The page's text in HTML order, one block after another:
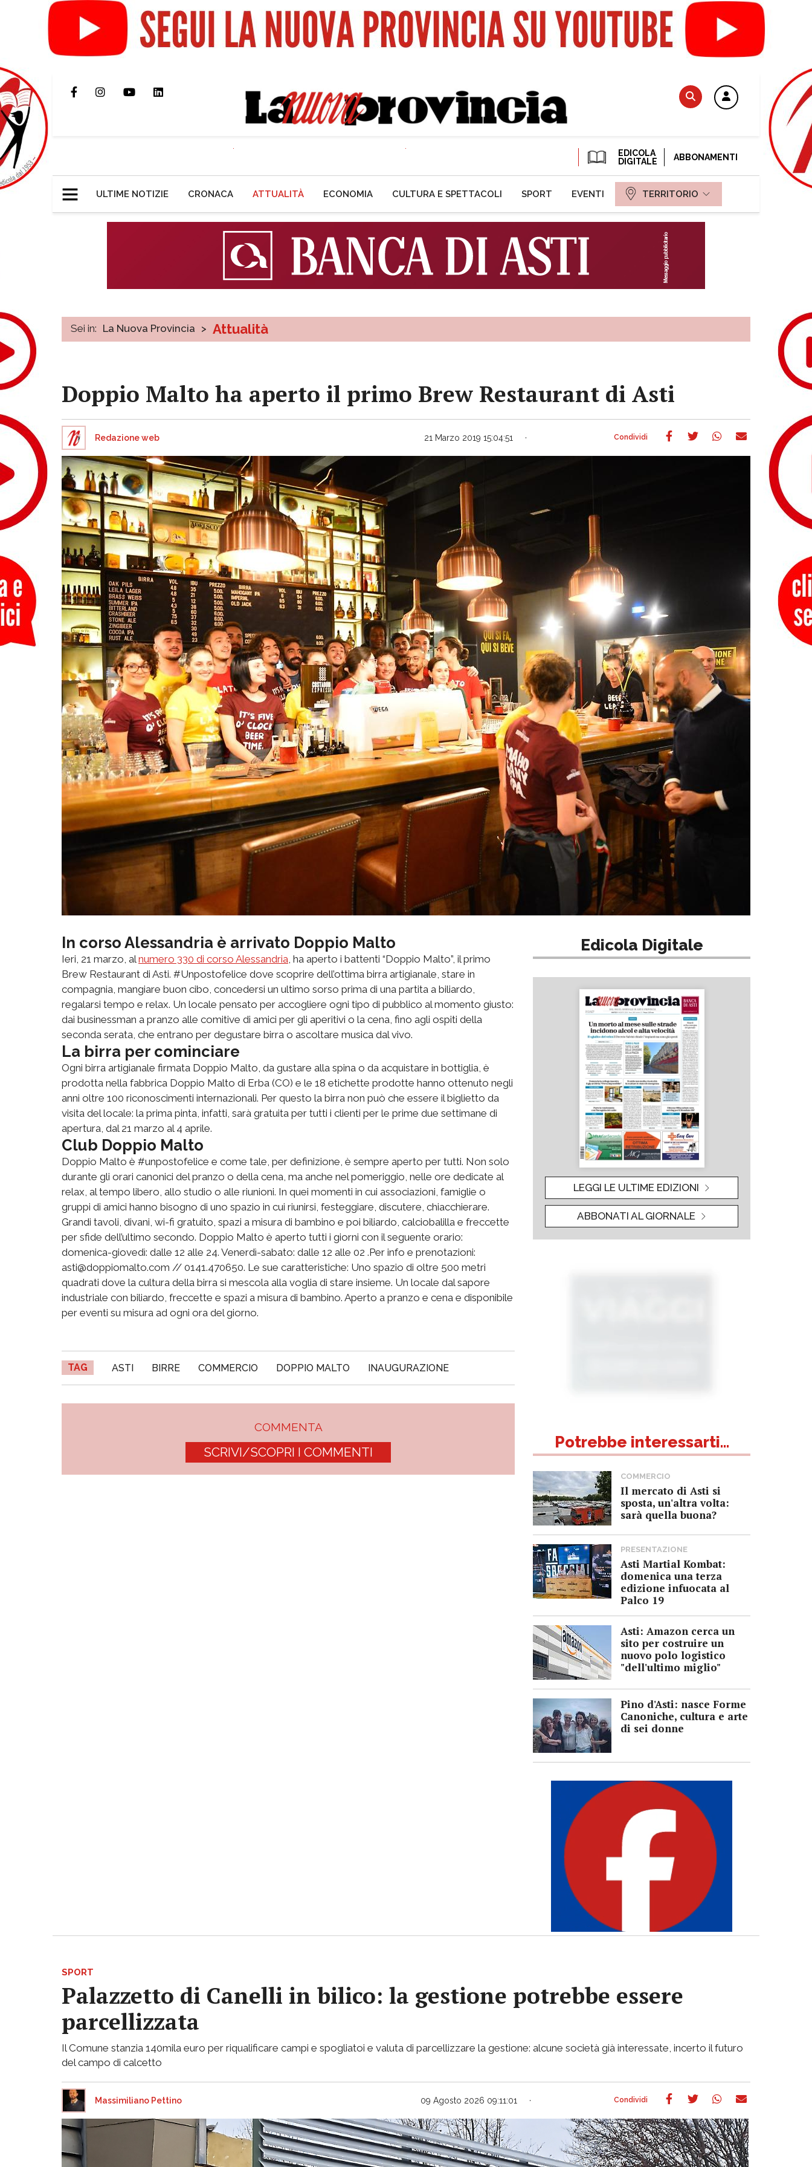
EDICOLA
DIGITALE
ABBONAMENTI
ULTIME NOTIZIE CRONACA ATTUALITÀ ECONOMIA CULTURA E SPETTACOLI SPORT EVENTI TERRITORIO
Sei in: La Nuova Provincia > Attualità
Doppio Malto ha aperto il primo Brew Restaurant di Asti
Redazione web 21 Marzo 2019 15:04:51
In corso Alessandria è arrivato Doppio Malto
Ieri, 21 marzo, al numero 330 di corso Alessandria , ha aperto i battenti “Doppio Malto”, il primo
Brew Restaurant di Asti. #Unpostofelice dove scoprire dell’ottima birra artigianale, stare in
compagnia, mangiare buon cibo, concedersi un ultimo sorso prima di una partita a biliardo,
regalarsi tempo e relax. Un locale pensato per accogliere ogni tipo di pubblico al momento giusto:
dai businessman a pranzo alle comitive di amici per gli aperitivi o la cena, fino agli ospiti della
seconda serata, che entrano per degustare birra o ascoltare musica dal vivo.
La birra per cominciare
Ogni birra artigianale firmata Doppio Malto, da gustare alla spina o da acquistare in bottiglia, è
prodotta nella fabbrica Doppio Malto di Erba (CO) e le 18 etichette prodotte hanno ottenuto negli
anni oltre 100 riconoscimenti internazionali. Per questo la birra non può che essere il biglietto da
visita del locale: la prima pinta, infatti, sarà gratuita per tutti i clienti per le prime due settimane di
apertura, dal 21 marzo al 4 aprile.
Club Doppio Malto
Doppio Malto è #unpostofelice e come tale, per definizione, è sempre aperto per tutti. Non solo
durante gli orari canonici del pranzo o della cena, ma anche nel pomeriggio, nelle ore dedicate al
relax, al tempo libero, allo studio o alle riunioni. In quei momenti in cui associazioni, famiglie o
gruppi di amici hanno bisogno di uno spazio in cui riunirsi, festeggiare, discutere, chiacchierare.
Grandi tavoli, divani, wi-fi gratuito, spazi a misura di bambino e poi biliardo, calciobalilla e freccette
per sfide dell’ultimo secondo. Doppio Malto è aperto tutti i giorni con il seguente orario:
domenica-giovedì: dalle 12 alle 24. Venerdì-sabato: dalle 12 alle 02 .Per info e prenotazioni:
asti@doppiomalto.com // 0141.470650. Le sue caratteristiche: Uno spazio di oltre 500 metri
quadrati dove la cultura della birra si mescola alla voglia di stare insieme. Un locale dal sapore
industriale con biliardo, freccette e spazi a misura di bambino. Aperto a pranzo e cena e disponibile
per eventi su misura ad ogni ora del giorno.
TAG ASTI BIRRE COMMERCIO DOPPIO MALTO INAUGURAZIONE
COMMENTA
SCRIVI/SCOPRI I COMMENTI
Edicola Digitale
LEGGI LE ULTIME EDIZIONI
ABBONATI AL GIORNALE
Potrebbe interessarti...
COMMERCIO
Il mercato di Asti si
sposta, un'altra volta:
sarà quella buona?
PRESENTAZIONE
Asti Martial Kombat:
domenica una terza
edizione infuocata al
Palco 19
Asti: Amazon cerca un
sito per costruire un
nuovo polo logistico
"dell'ultimo miglio"
Pino d'Asti: nasce Forme
Canoniche, cultura e arte
di sei donne
SPORT
Palazzetto di Canelli in bilico: la gestione potrebbe essere
parcellizzata
Il Comune stanzia 140mila euro per riqualificare campi e spogliatoi e valuta di parcellizzare la gestione: alcune società già interessate, incerto il futuro
del campo di calcetto
Massimiliano Pettino 09 Agosto 2026 09:11:01